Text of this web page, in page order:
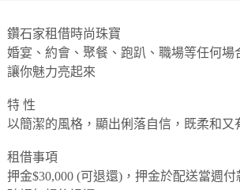
鑽石家租借時尚珠寶
婚宴、約會、聚餐、跑趴、職場等任何場
讓你魅力亮起來
特 性
以簡潔的風格，顯出俐落自信，既柔和又
租借事項
押金$30,000 (可退還)，押金於配送當週